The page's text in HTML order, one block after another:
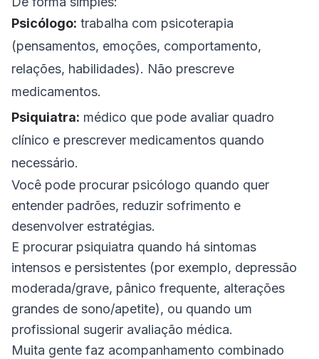
Psicólogo: trabalha com psicoterapia
(pensamentos, emoções, comportamento,
relações, habilidades). Não prescreve
medicamentos.
Psiquiatra: médico que pode avaliar quadro
clínico e prescrever medicamentos quando
necessário.
Você pode procurar psicólogo quando quer
entender padrões, reduzir sofrimento e
desenvolver estratégias.
E procurar psiquiatra quando há sintomas
intensos e persistentes (por exemplo, depressão
moderada/grave, pânico frequente, alterações
grandes de sono/apetite), ou quando um
profissional sugerir avaliação médica.
Muita gente faz acompanhamento combinado